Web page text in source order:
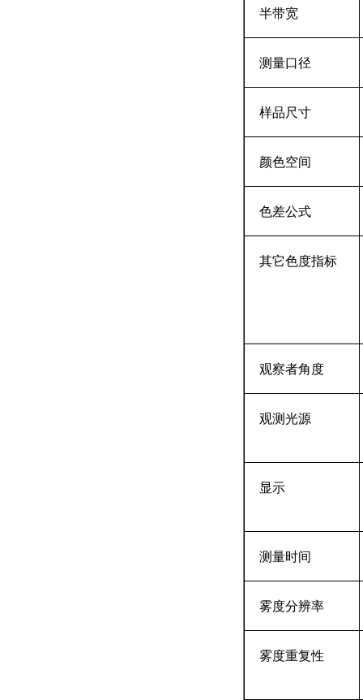
半带宽
测量口径
样品尺寸
颜色空间
色差公式
其它色度指标
观察者角度
观测光源
显示
测量时间
雾度分辨率
雾度重复性